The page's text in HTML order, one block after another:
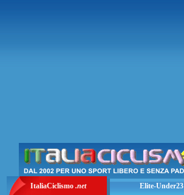
ItaliaCiclismo .net Elite-Under23